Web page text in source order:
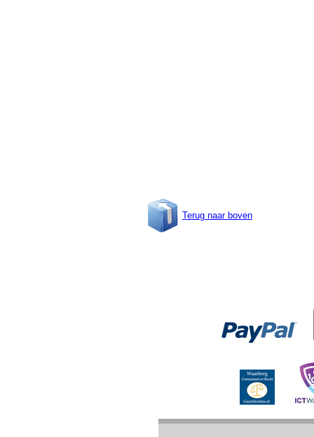
Terug naar boven